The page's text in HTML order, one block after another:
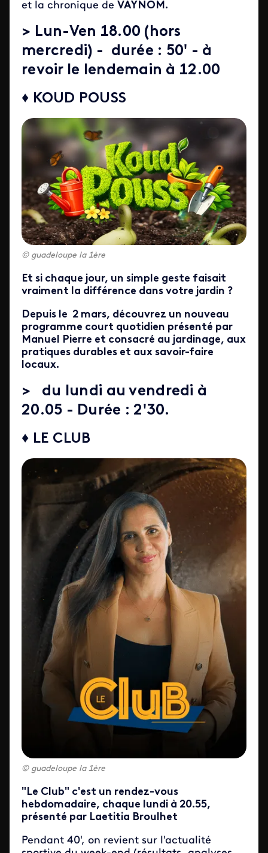
et la chronique de VAYNOM.
> Lun-Ven 18.00 (hors
mercredi) - durée : 50' - à
revoir le lendemain à 12.00
♦ KOUD POUSS
guadeloupe la 1ère
Et si chaque jour, un simple geste faisait
vraiment la différence dans votre jardin ?
Depuis le 2 mars, découvrez un nouveau
programme court quotidien présenté par
Manuel Pierre et consacré au jardinage, aux
pratiques durables et aux savoir-faire
locaux.
>
du lundi au vendredi à
20.05 - Durée : 2'30.
♦ LE CLUB
guadeloupe la 1ère
"Le Club" c'est un rendez-vous
hebdomadaire, chaque lundi à 20.55,
présenté par Laetitia Broulhet
Pendant 40', on revient sur l'actualité